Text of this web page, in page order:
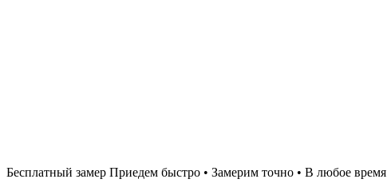
Бесплатный замер Приедем быстро • Замерим точно • В любое время